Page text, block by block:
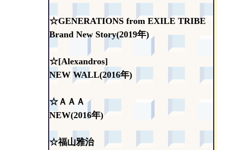
☆GENERATIONS from EXILE TRIBE
Brand New Story(2019年)
☆[Alexandros]
NEW WALL(2016年)
☆ＡＡＡ
NEW(2016年)
☆福山雅治